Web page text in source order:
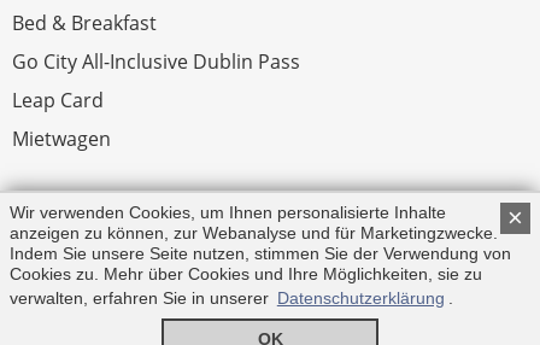
Bed & Breakfast
Go City All-Inclusive Dublin Pass
Leap Card
Mietwagen
Rechtliches
Impressum
© Copyright 2026 by Irland.com
×
Wir verwenden Cookies, um Ihnen personalisierte Inhalte
anzeigen zu können, zur Webanalyse und für Marketingzwecke.
Indem Sie unsere Seite nutzen, stimmen Sie der Verwendung von
Cookies zu. Mehr über Cookies und Ihre Möglichkeiten, sie zu
verwalten, erfahren Sie in unserer Datenschutzerklärung
OK